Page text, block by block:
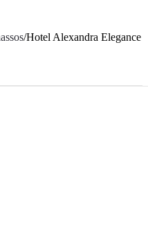
/Hotel Alexandra Elegance